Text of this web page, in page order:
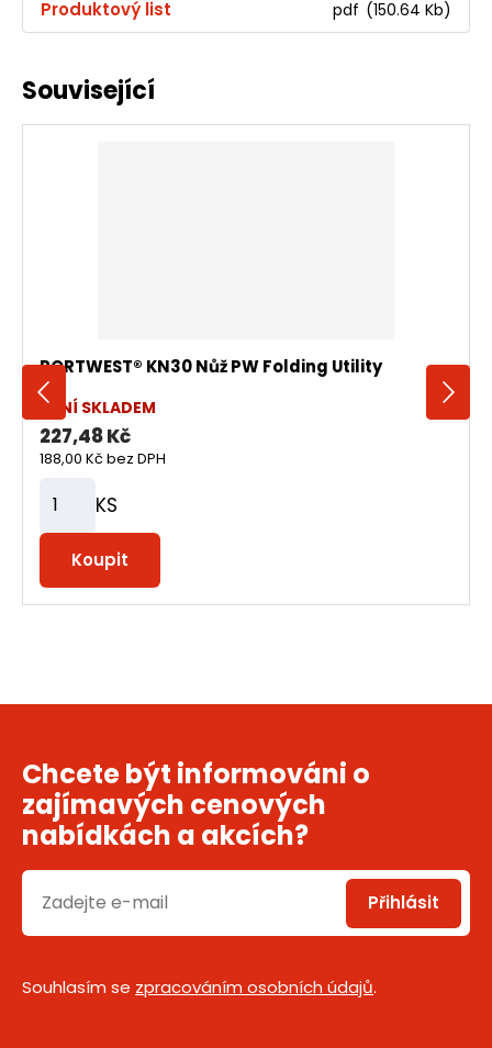
Produktový list pdf (150.64 Kb)
Související
PORTWEST® KN30 Nůž PW Folding Utility
227,48 Kč
188,00 Kč bez DPH
NENÍ SKLADEM
ě
n
p
č
e
t
KS
Koupit
Chcete být informováni o
zajímavých cenových
nabídkách a akcích?
Přihlásit
Souhlasím se zpracováním osobních údajů.